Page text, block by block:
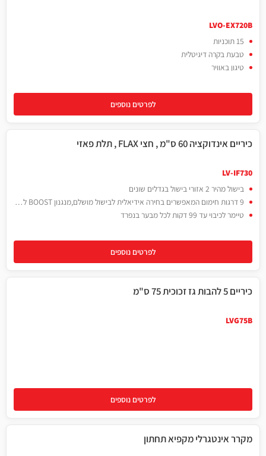
LVO-EX720B
15 תוכניות
טבעת בקרה דיגיטלית
טיגון באוויר
לפרטים נוספים
כיריים אינדוקציה 60 ס"מ , חצי FLAX , תלת פאזי
LV-IF730
בישול מהיר 2 אזורי בישול בגדלים שונים
9 דרגות חימום המאפשרים בחירה אידיאלית לבישול מושלם,מנגנון BOOST לעוצמה מהירה ומקסימלית
טיימר לכיבוי עד 99 דקות לכל מבער בנפרד
לפרטים נוספים
כיריים 5 להבות גז זכוכית 75 ס"מ
LVG75B
לפרטים נוספים
243 ליטר
מקרר אינטגרלי מקפיא תחתון